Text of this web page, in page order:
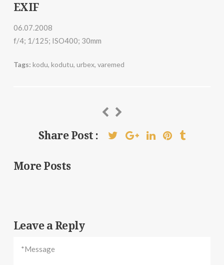
EXIF
06.07.2008
f/4; 1/125; ISO400; 30mm
Tags: kodu, kodutu, urbex, varemed
Share Post :
More Posts
Leave a Reply